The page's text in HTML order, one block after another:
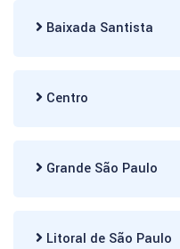
Baixada Santista
Centro
Grande São Paulo
Litoral de São Paulo